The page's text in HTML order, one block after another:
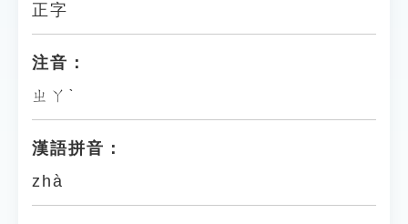
正字
注音：
ㄓㄚˋ
漢語拼音：
zhà